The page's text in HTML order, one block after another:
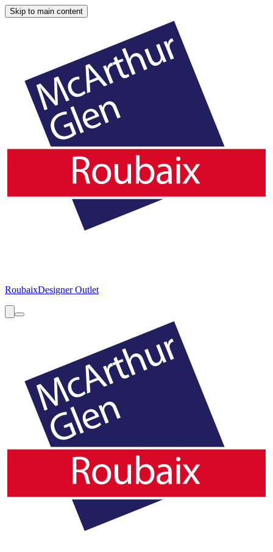
Skip to main content
RoubaixDesigner Outlet